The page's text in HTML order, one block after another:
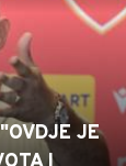
JE